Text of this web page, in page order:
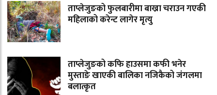
ताप्लेजुङको फुलबारीमा बाख्रा चराउन गएकी
महिलाको करेन्ट लागेर मृत्यु
ताप्लेजुङको कफि हाउसमा कफी भनेर
मुस्ताङे खाएकी बालिका नजिकैको जंगलमा
बलात्कृत